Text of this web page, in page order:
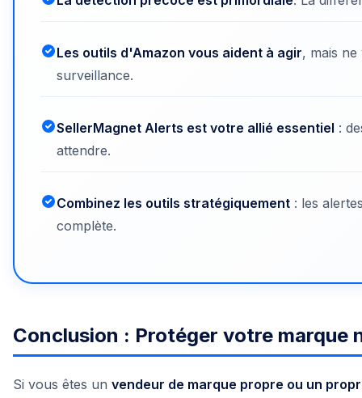
Les outils d'Amazon vous aident à agir, mais
surveillance.
SellerMagnet Alerts est votre allié essentiel :
attendre.
Combinez les outils stratégiquement : les
complète.
Conclusion : Protéger votre marque
Si vous êtes un vendeur de marque propre ou un